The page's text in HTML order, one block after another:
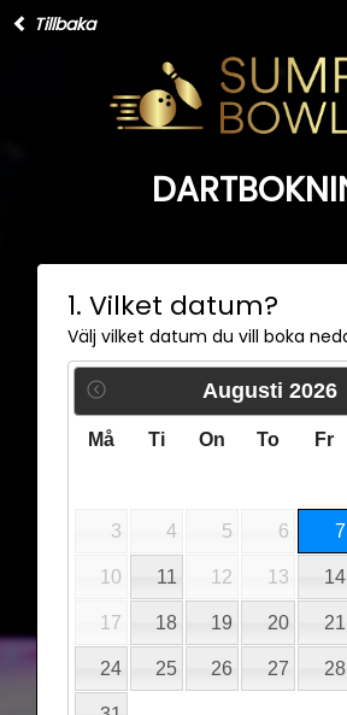
Tillbaka
1. Vilket datum?
Välj vilket datum du vill boka
Augusti 2026
Må Ti On To Fr
3 4 5 6 7
10 11 12 13 14
17 18 19 20 21
24 25 26 27 28